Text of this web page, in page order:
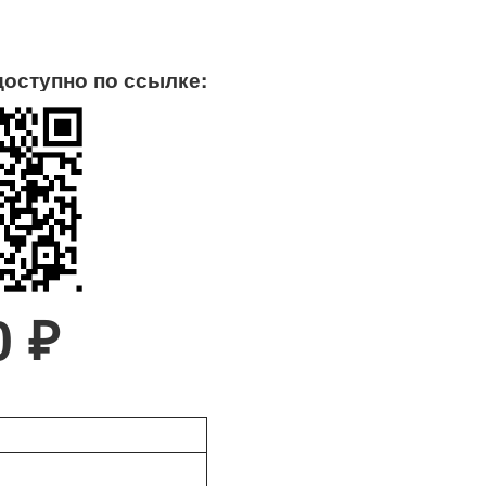
по ссылке:
₽